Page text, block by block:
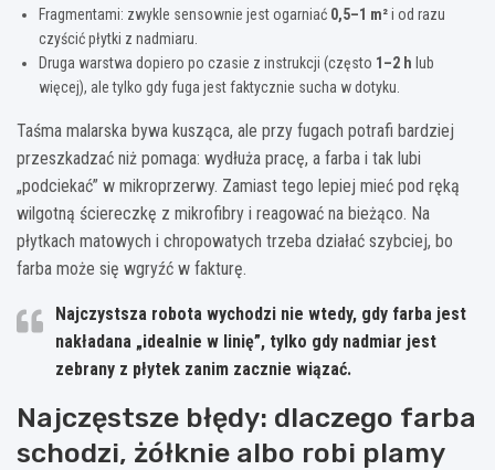
Fragmentami: zwykle sensownie jest ogarniać 0,5–1 m²i od razu
czyścić płytki z nadmiaru.
Druga warstwa dopiero po czasie z instrukcji (często 1–2 h lub
więcej), ale tylko gdy fuga jest faktycznie sucha w dotyku.
Taśma malarska bywa kusząca, ale przy fugach potrafi bardziej
przeszkadzać niż pomaga: wydłuża pracę, a farba i tak lubi
„podciekać” w mikroprzerwy. Zamiast tego lepiej mieć pod ręką
wilgotną ściereczkę z mikrofibry i reagować na bieżąco. Na
płytkach matowych i chropowatych trzeba działać szybciej, bo
farba może się wgryźć w fakturę.
Najczystsza robota wychodzi nie wtedy, gdy farba jest
nakładana „idealnie w linię”, tylko gdy nadmiar jest
zebrany z płytek zanim zacznie wiązać.
Najczęstsze błędy: dlaczego farba
schodzi, żółknie albo robi plamy